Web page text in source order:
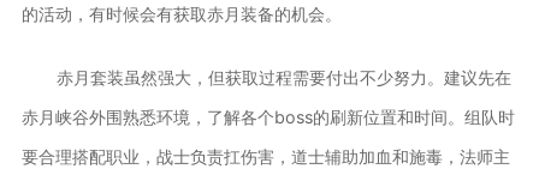
的活动，有时候会有获取赤月装备的机会。
赤月套装虽然强大，但获取过程需要付出不少努力。建议先在
赤月峡谷外围熟悉环境，了解各个boss的刷新位置和时间。组队时
要合理搭配职业，战士负责扛伤害，道士辅助加血和施毒，法师主